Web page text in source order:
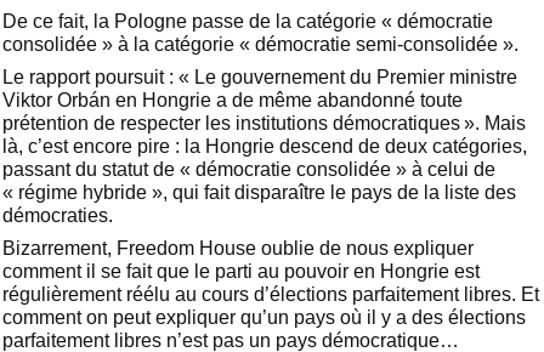
De ce fait, la Pologne passe de la catégorie « démocratie
consolidée » à la catégorie « démocratie semi-consolidée ».
Le rapport poursuit : « Le gouvernement du Premier ministre
Viktor Orbán en Hongrie a de même abandonné toute
prétention de respecter les institutions démocratiques ». Mais
là, c’est encore pire : la Hongrie descend de deux catégories,
passant du statut de « démocratie consolidée » à celui de
« régime hybride », qui fait disparaître le pays de la liste des
démocraties.
Bizarrement, Freedom House oublie de nous expliquer
comment il se fait que le parti au pouvoir en Hongrie est
régulièrement réélu au cours d’élections parfaitement libres. Et
comment on peut expliquer qu’un pays où il y a des élections
parfaitement libres n’est pas un pays démocratique…